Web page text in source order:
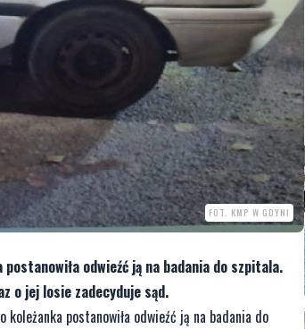
FOT. KMP W GDYNI
odwieźć ją na badania do szpitala.
o jej losie zadecyduje sąd.
postanowiła odwieźć ją na badania do